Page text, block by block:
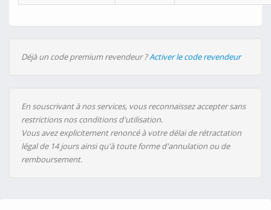
Déjà un code premium revendeur ?Activer le code revendeur
En souscrivant à nos services, vous reconnaissez accepter sans
restrictions nos conditions d'utilisation.
Vous avez explicitement renoncé à votre délai de rétractation
légal de 14 jours ainsi qu'à toute forme d'annulation ou de
remboursement.